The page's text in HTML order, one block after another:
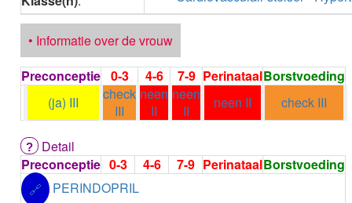
AGALSIDASE bèta
AGOMELATINE
ALBIGLUTIDE
ALBUTREPENONACOG ALFA
Stollingsfactor IX; Factor IX
ALCOHOL
ETHANOL
ALECTINIB
ALEMTUZUMAB
ALENDRONAAT
ALENDRONAAT/VIT D3
• Informatie over de vrouw
Preconceptie 0-3 4-6 7-9 PerinataalBorstvoeding
(ja) III
check
III
neen
II
neen
II
neen II check III
Detail
Preconceptie 0-3 4-6 7-9 PerinataalBorstvoeding
🔗
PERINDOPRIL